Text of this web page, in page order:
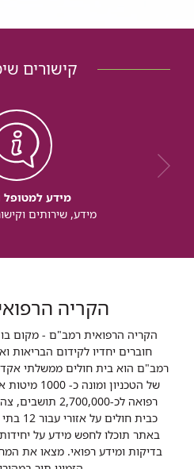
קישורים
מידע למטופל
מידע, שירותים
הקריה
הקריה הרפואית רמב"ם - מקום בו
חוברים יחדיו לקידום הבריאות
רמב"ם הוא בית חולים ממשלתי
של הטכניון
רפואה לכ-
כבית חולים על אזורי עבור 12 בתי חולים בצפון מדינת ישראל.
באתר תוכלו לחפש מידע על
בדיקות ומידע רפואי. מצאו את